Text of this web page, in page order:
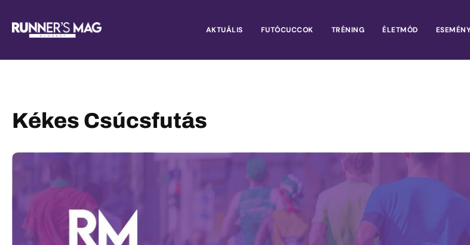
AKTUÁLIS FUTÓCUCCOK TRÉNING ÉLETMÓD
Kékes Csúcsfutás